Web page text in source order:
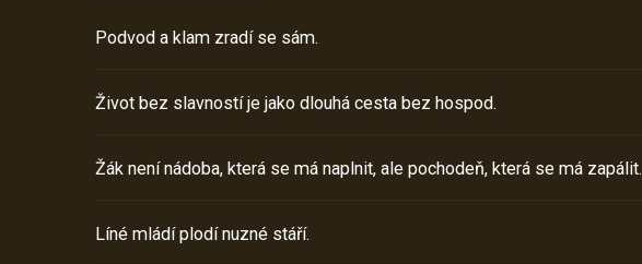
Podvod a klam zradí se sám.
Život bez slavností je jako dlouhá cesta bez hospod.
Žák není nádoba, která se má naplnit, ale pochodeň, která se má zapálit.
Líné mládí plodí nuzné stáří.